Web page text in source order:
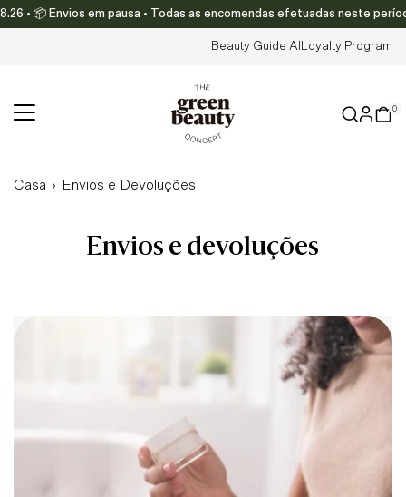
Translation missing: pt-PT.accessibility.skip_to_text
• 📦 Envios em pausa • Todas as encomendas efetuadas neste
Beauty Guide AI Loyalty Program
0
Casa › Envios e Devoluções
Envios e devoluções